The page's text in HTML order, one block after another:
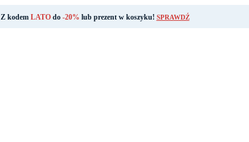
Z kodem LATOdo -20% lub prezent w koszyku! SPRAWDŹ